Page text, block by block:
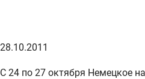
28.10.2011
С 24 по 27 октября Немецкое